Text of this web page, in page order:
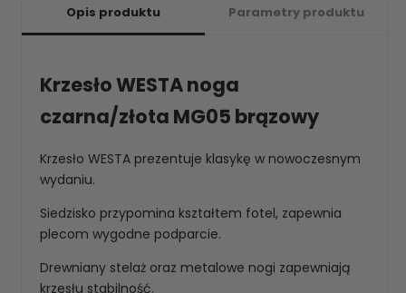
Opis produktu Parametry produktu
Krzesło WESTA noga
czarna/złota MG05 brązowy
Krzesło WESTA prezentuje klasykę w nowoczesnym
wydaniu.
Siedzisko przypomina kształtem fotel, zapewnia
plecom wygodne podparcie.
Drewniany stelaż oraz metalowe nogi zapewniają
krzesłu stabilność.